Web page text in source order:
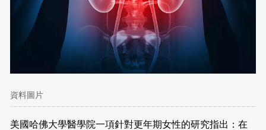
資料圖片
美國哈佛大學醫學院一項針對更年期女性的研究指出：在